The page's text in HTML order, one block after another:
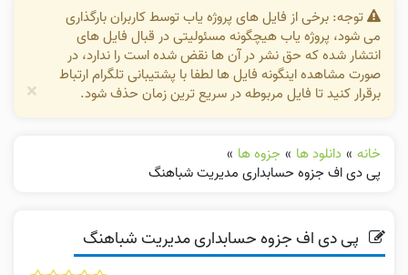
توجه: برخی از فایل های پروژه یاب توسط کاربران بارگذاری
می شود، پروژه یاب هیچگونه مسئولیتی در قبال فایل های
انتشار شده که حق نشر در آن ها نقض شده است را ندارد، در
صورت مشاهده اینگونه فایل ها لطفا با پشتیبانی تلگرام ارتباط
برقرار کنید تا فایل مربوطه در سریع ترین زمان حذف شود.
×
خانه » دانلود ها » جزوه ها »
پی دی اف جزوه حسابداری مدیریت شباهنگ
پی دی اف جزوه حسابداری مدیریت شباهنگ